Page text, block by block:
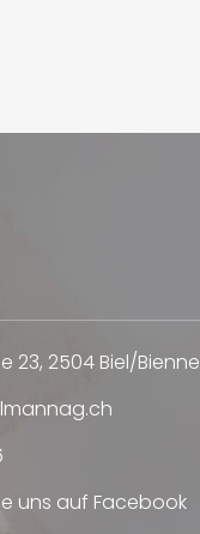
23, 2504 Biel/Bienne
uns auf Facebook